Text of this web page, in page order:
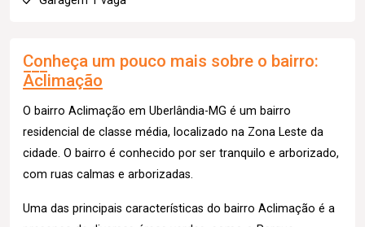
Conheça um pouco mais sobre o bairro:
Aclimação
O bairro Aclimação em Uberlândia-MG é um bairro
residencial de classe média, localizado na Zona Leste da
cidade. O bairro é conhecido por ser tranquilo e arborizado,
com ruas calmas e arborizadas.
Uma das principais características do bairro Aclimação é a